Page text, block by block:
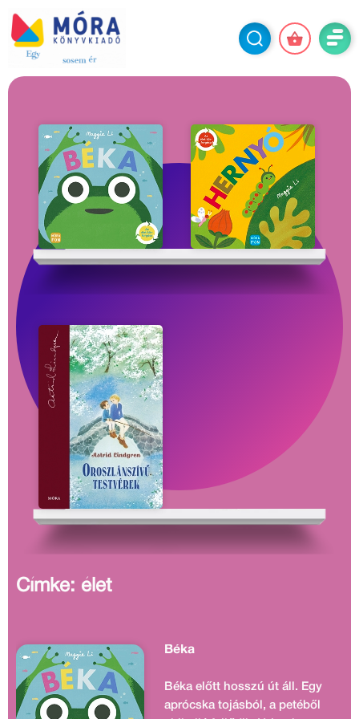
Címke: élet
Béka
Béka előtt hosszú út áll. Egy
aprócska tojásból, a petéből